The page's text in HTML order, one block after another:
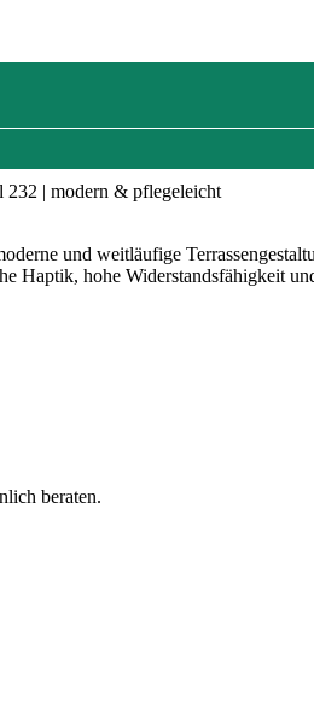
| modern & pflegeleicht
und weitläufige
hohe Widerstandsfähigkeit
beraten.